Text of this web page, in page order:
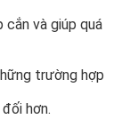
cắn và giúp quá
trường hợp
hơn.